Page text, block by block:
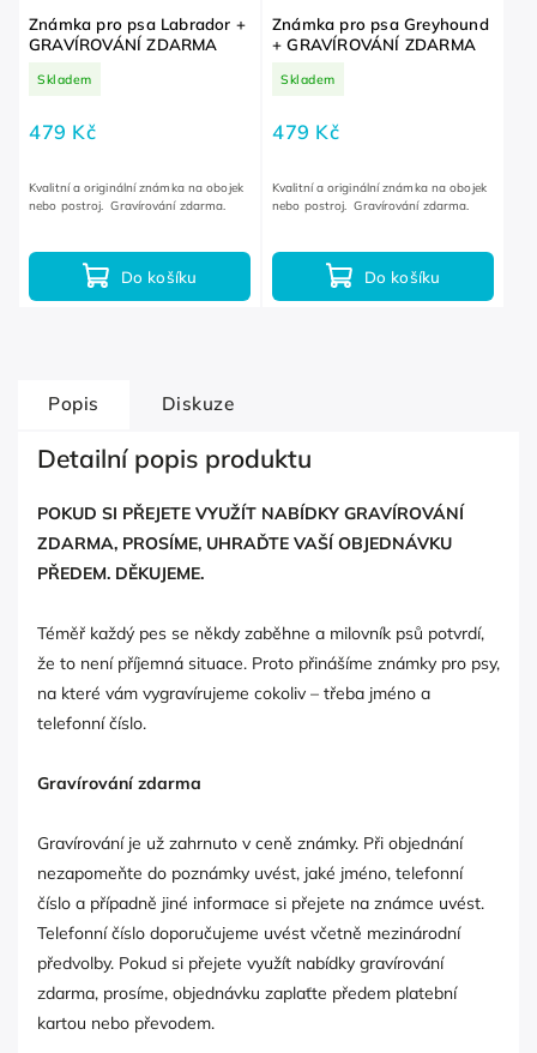
Známka pro psa Labrador +
GRAVÍROVÁNÍ ZDARMA
Skladem
479 Kč
Do košíku
Kvalitní a originální známka na obojek
nebo postroj. Gravírování zdarma.
Známka pro psa Greyhound
+ GRAVÍROVÁNÍ ZDARMA
Skladem
479 Kč
Do košíku
Kvalitní a originální známka na obojek
nebo postroj. Gravírování zdarma.
Popis Diskuze
Detailní popis produktu
POKUD SI PŘEJETE VYUŽÍT NABÍDKY GRAVÍROVÁNÍ
ZDARMA, PROSÍME, UHRAĎTE VAŠÍ OBJEDNÁVKU
PŘEDEM. DĚKUJEME.
Téměř každý pes se někdy zaběhne a milovník psů potvrdí,
že to není příjemná situace. Proto přinášíme známky pro psy,
na které vám vygravírujeme cokoliv – třeba jméno a
telefonní číslo.
Gravírování zdarma
Gravírování je už zahrnuto v ceně známky. Při objednání
nezapomeňte do poznámky uvést, jaké jméno, telefonní
číslo a případně jiné informace si přejete na známce uvést.
Telefonní číslo doporučujeme uvést včetně mezinárodní
předvolby. Pokud si přejete využít nabídky gravírování
zdarma, prosíme, objednávku zaplaťte předem platební
kartou nebo převodem.